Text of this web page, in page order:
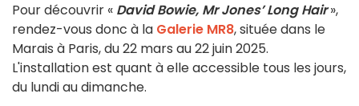
Pour découvrir « David Bowie, Mr Jones’ Long Hair»,
rendez-vous donc à la Galerie MR8, située dans le
Marais à Paris, du 22 mars au 22 juin 2025.
L'installation est quant à elle accessible tous les jours,
du lundi au dimanche.